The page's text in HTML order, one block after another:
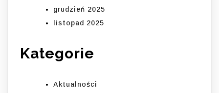
grudzień 2025
listopad 2025
Kategorie
Aktualności